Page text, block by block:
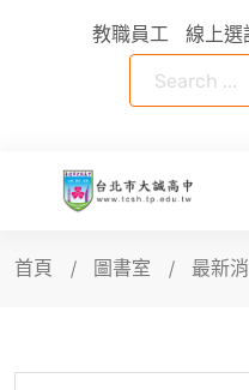
教職員工 線上選
首頁 圖書室 最新